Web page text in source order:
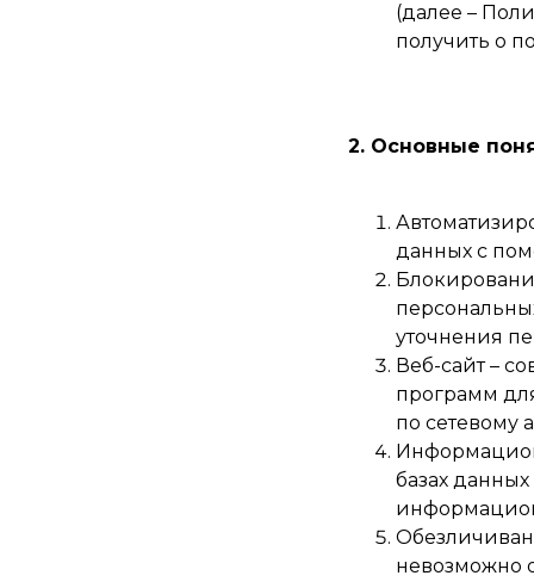
(далее –
получить о
2. Основные
данных с
уточнения
Веб-сайт –
программ
по сетевому
базах
невозможно